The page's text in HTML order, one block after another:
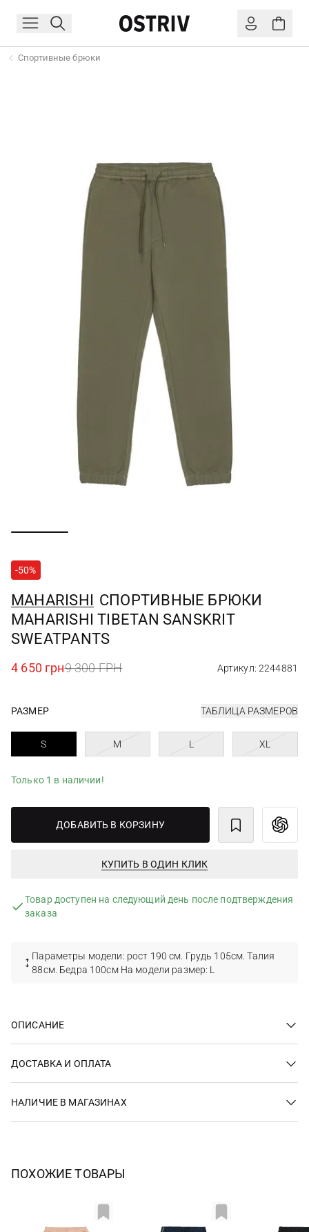
Спортивные брюки
-50%
MAHARISHI СПОРТИВНЫЕ БРЮКИ
MAHARISHI TIBETAN SANSKRIT
SWEATPANTS
4 650 грн9 300 ГРН Артикул: 2244881
РАЗМЕР ТАБЛИЦА РАЗМЕРОВ
S M L XL
Только 1 в наличии!
ДОБАВИТЬ В КОРЗИНУ
КУПИТЬ В ОДИН КЛИК
Товар доступен на следующий день после подтверждения
заказа
Параметры модели: рост 190 см. Грудь 105см. Талия
88см. Бедра 100см На модели размер: L
ОПИСАНИЕ
ДОСТАВКА И ОПЛАТА
НАЛИЧИЕ В МАГАЗИНАХ
ПОХОЖИЕ ТОВАРЫ